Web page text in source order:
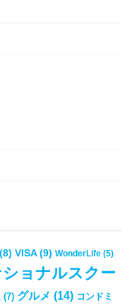
(8) VISA(9) WonderLife (5)
ョナルスクー
(7) グルメ (14) コンドミ